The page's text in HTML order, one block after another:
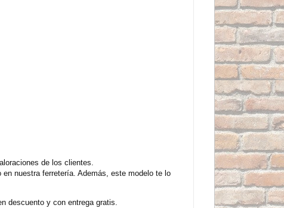
de los clientes.
nuestra ferretería. Además, este modelo te lo
descuento y con entrega gratis.